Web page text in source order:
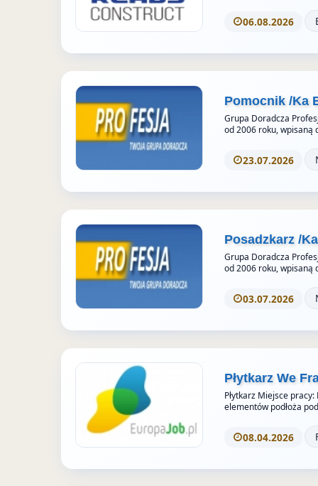
e
s
06.08.2026
Pomocnik /Ka
Grupa Doradcza
od 2006 roku, wpisaną
23.07.2026
Posadzkarz /
Grupa Doradcza
od 2006 roku, wpisaną
03.07.2026
Płytkarz We
Płytkarz Miejsce
elementów podłoża
08.04.2026